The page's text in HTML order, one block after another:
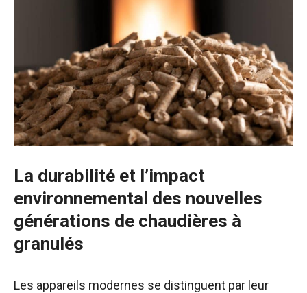
La durabilité et l’impact
environnemental des nouvelles
générations de chaudières à
granulés
Les appareils modernes se distinguent par leur